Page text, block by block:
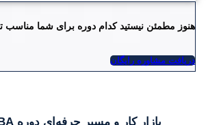
هنوز مطمئن نیستید کدام دوره برای شما
دریافت مشاوره رایگان
بازار کار و مسیر حرفه‌ای دوره MBA ورزشی